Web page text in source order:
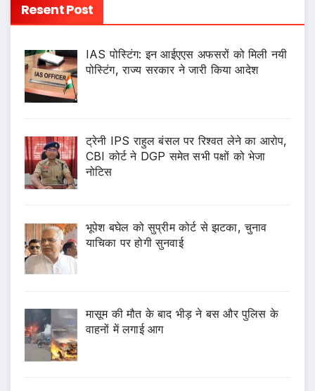
Resent Post
IAS पोस्टिंग: इन आईएएस अफसरों को मिली नयी
पोस्टिंग, राज्य सरकार ने जारी किया आदेश
ट्रेनी IPS राहुल बंसल पर रिश्वत लेने का आरोप,
CBI कोर्ट ने DGP समेत सभी पक्षों को भेजा
नोटिस
भूपेश बघेल को सुप्रीम कोर्ट से झटका, चुनाव
याचिका पर होगी सुनवाई
मासूम की मौत के बाद भीड़ ने बस और पुलिस के
वाहनों में लगाई आग